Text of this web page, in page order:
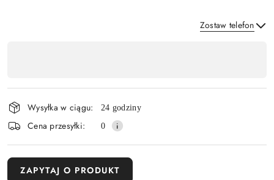
Zostaw telefon
i
dostawa
Wysyłka w ciągu: 24 godziny
Cena przesyłki: 0
ZAPYTAJ O PRODUKT